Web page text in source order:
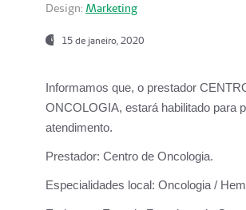
Design: Marketing
15 de janeiro, 2020
Informamos que, o prestador
ONCOLOGIA, estará habilitado para
atendimento.
Prestador: Centro de Oncologia.
Especialidades local: Oncologia /